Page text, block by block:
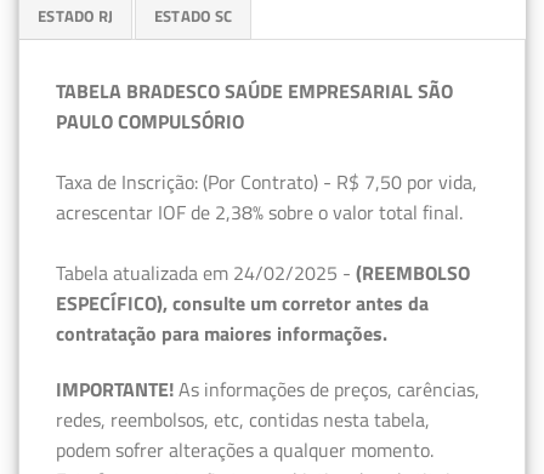
ESTADO RJ ESTADO SC
TABELA BRADESCO SAÚDE EMPRESARIAL SÃO
PAULO COMPULSÓRIO
Taxa de Inscrição: (Por Contrato) - R$ 7,50 por vida,
acrescentar IOF de 2,38% sobre o valor total final.
Tabela atualizada em 24/02/2025 - (REEMBOLSO
ESPECÍFICO), consulte um corretor antes da
contratação para maiores informações.
IMPORTANTE!As informações de preços, carências,
redes, reembolsos, etc, contidas nesta tabela,
podem sofrer alterações a qualquer momento.